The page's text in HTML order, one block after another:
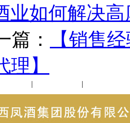
业如何解决
：
【销售
理】
| |